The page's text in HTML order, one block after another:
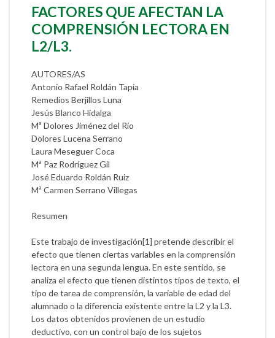
FACTORES QUE AFECTAN LA
COMPRENSIÓN LECTORA EN
L2/L3.
AUTORES/AS
Antonio Rafael Roldán Tapia
Remedios Berjillos Luna
Jesús Blanco Hidalga
Mª Dolores Jiménez del Río
Dolores Lucena Serrano
Laura Meseguer Coca
Mª Paz Rodríguez Gil
José Eduardo Roldán Ruiz
Mª Carmen Serrano Villegas
Resumen
Este trabajo de investigación[1] pretende describir el
efecto que tienen ciertas variables en la comprensión
lectora en una segunda lengua. En este sentido, se
analiza el efecto que tienen distintos tipos de texto, el
tipo de tarea de comprensión, la variable de edad del
alumnado o la diferencia existente entre la L2 y la L3.
Los datos obtenidos provienen de un estudio
deductivo, con un control bajo de los sujetos